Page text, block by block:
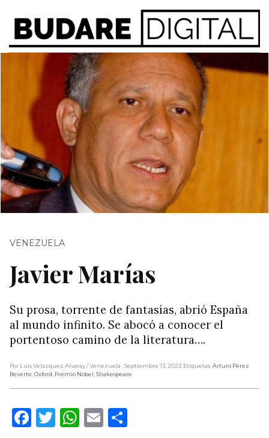
VENEZUELA
Javier Marías
Su prosa, torrente de fantasías, abrió España
al mundo infinito. Se abocó a conocer el
portentoso camino de la literatura….
Por Luis Velazquez Alvaray/ Venezuela , Septiembre 13, 2022 Etiquetas:Arturo Pérez
Reverte,Oxford, Premio Nobel,Shakespeare
Facebook
Twitter
WhatsApp
Email